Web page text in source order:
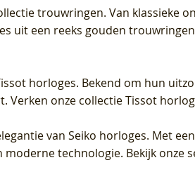
trouwringen. Van
uit een reeks gouden
horloges. Bekend om hun
onze collectie Tissot
van Seiko horloges. Met
technologie. Bekijk onze